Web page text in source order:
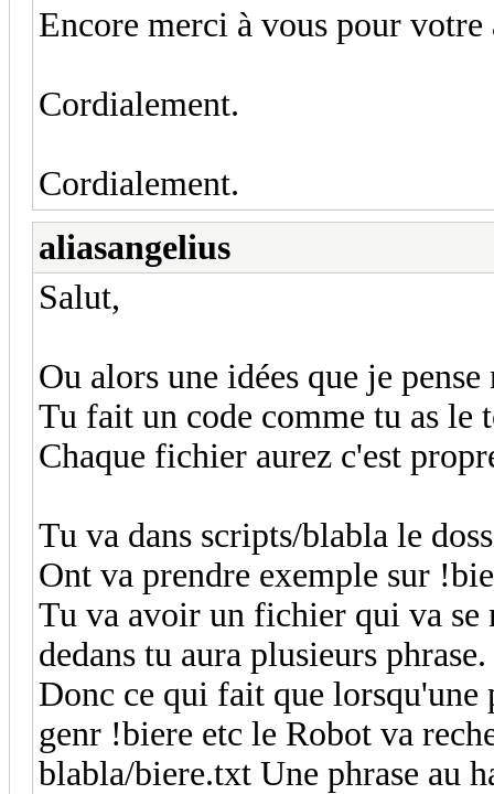
Encore merci à vous pour votre
Cordialement.
Cordialement.
aliasangelius
Salut,
Ou alors une idées que je
Tu fait un code comme tu as le
Chaque fichier aurez c'est
Tu va dans scripts/blabla le
Ont va prendre exemple sur
Tu va avoir un fichier qui va se
dedans tu aura plusieurs phrase.
Donc ce qui fait que lorsqu'une
genr !biere etc le Robot va
blabla/biere.txt Une phrase au